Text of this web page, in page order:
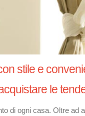
stile e
le
di ogni casa. Oltre